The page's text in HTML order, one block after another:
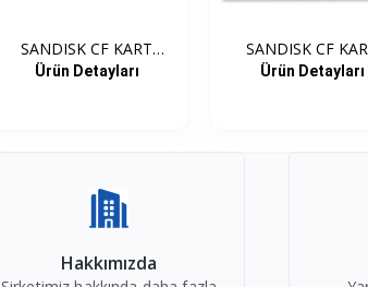
SANDISK CF KART
ADAPTOR...
Ürün Detayları
SANDISK CF
ADAPTOR...
Ürün Detayları
Hakkımızda